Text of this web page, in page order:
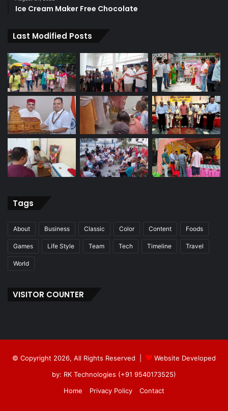
Ice Cream Maker Free Chocolate
Last Modified Posts
Tags
About Business Classic Color Content Foods
Games Life Style Team Tech Timeline Travel
World
VISITOR COUNTER
© Copyright 2026, All Rights Reserved |
Website Developed
by: RK Technologies (+91 9540173525)
Home
Privacy Policy Contact